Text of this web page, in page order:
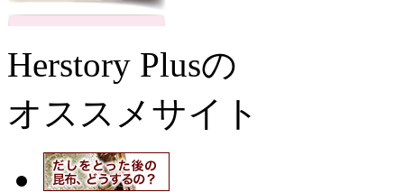
Herstory Plusの
オススメサイト